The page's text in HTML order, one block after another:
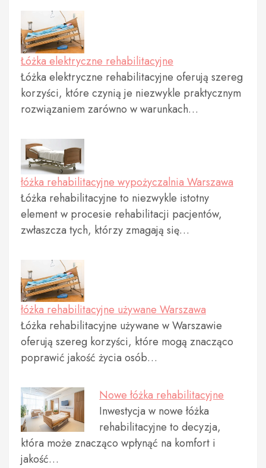
Łóżka elektryczne rehabilitacyjne
Łóżka elektryczne rehabilitacyjne oferują szereg
korzyści, które czynią je niezwykle praktycznym
rozwiązaniem zarówno w warunkach…
łóżka rehabilitacyjne wypożyczalnia Warszawa
Łóżka rehabilitacyjne to niezwykle istotny
element w procesie rehabilitacji pacjentów,
zwłaszcza tych, którzy zmagają się…
łóżka rehabilitacyjne używane Warszawa
Łóżka rehabilitacyjne używane w Warszawie
oferują szereg korzyści, które mogą znacząco
poprawić jakość życia osób…
Nowe łóżka rehabilitacyjne
Inwestycja w nowe łóżka
rehabilitacyjne to decyzja,
która może znacząco wpłynąć na komfort i
jakość…